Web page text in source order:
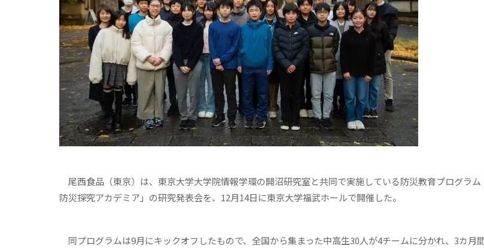
尾西食品（東京）は、東京大学大学院情報学環の開沼研究室と共同で実施している防災教育プログラ
防災探究アカデミア」の研究発表会を、12月14日に東京大学福武ホールで開催した。
同プログラムは9月にキックオフしたもので、全国から集まった中高生30人が4チームに分かれ、3カ月